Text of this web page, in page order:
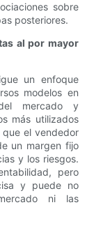
sobre
posteriores.
al por mayor
un enfoque
modelos en
mercado y
más utilizados
el vendedor
un margen fijo
y los riesgos.
pero
y puede no
ni las